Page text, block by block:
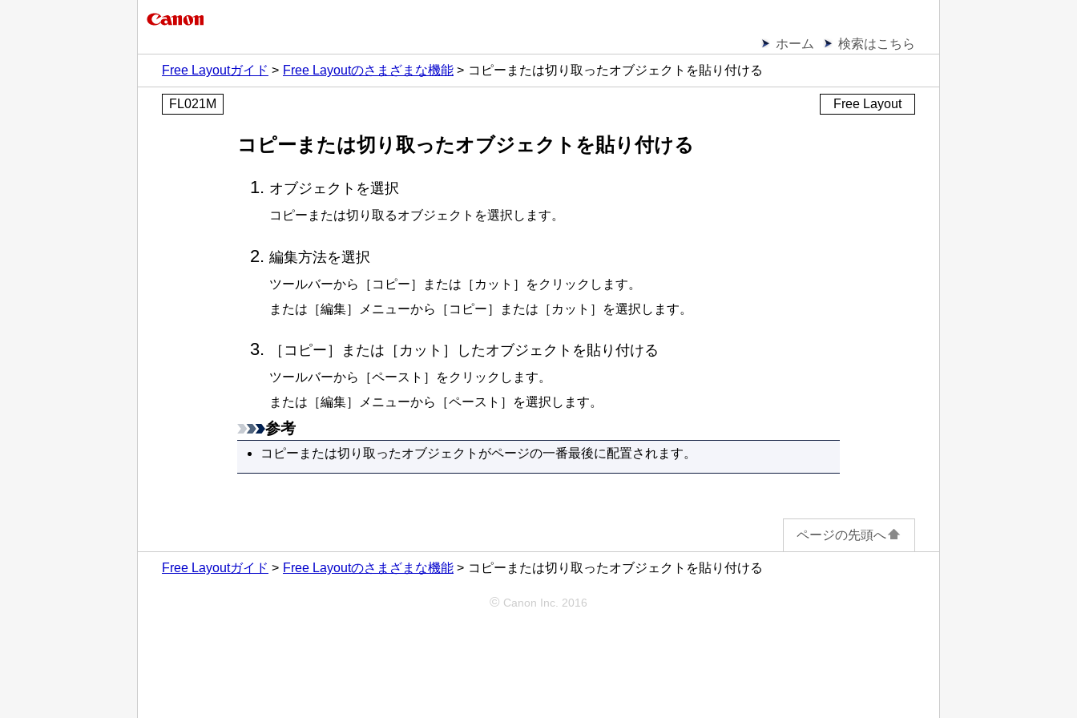
ホーム
検索はこちら
Free Layoutガイド
Free Layoutのさまざまな機能 コピーまたは切り取ったオブジェクトを貼り付ける
FL021M Free Layout
コピーまたは切り取ったオブジェクトを貼り付ける
オブジェクトを選択
コピーまたは切り取るオブジェクトを選択します。
編集方法を選択
ツールバーから ［ コピー］ または ［ カット ］
をクリックします。
または ［編集］ メニューから ［ コピー］ または ［ カット ］ を選択します。
［ コピー］ または ［ カット ］ したオブジェクトを貼り付ける
ツールバーから ［ペースト ］
をクリックします。
または ［編集］ メニューから ［ペースト ］ を選択します。
参考
コピーまたは切り取ったオブジェクトがページの一番最後に配置されます。
ページの先頭へ
Free Layoutガイド Free Layoutのさまざまな機能 コピーまたは切り取ったオブジェクトを貼り付ける
© Canon Inc. 2016